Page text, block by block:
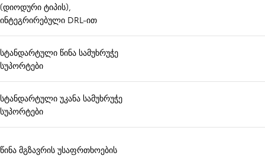
(დიოდური ტიპის),
ინტეგრირებული DRL-ით
სტანდარტული წინა სამუხრუჭე
სუპორტები
სტანდარტული უკანა სამუხრუჭე
სუპორტები
წინა მგზავრის უსაფრთხოების